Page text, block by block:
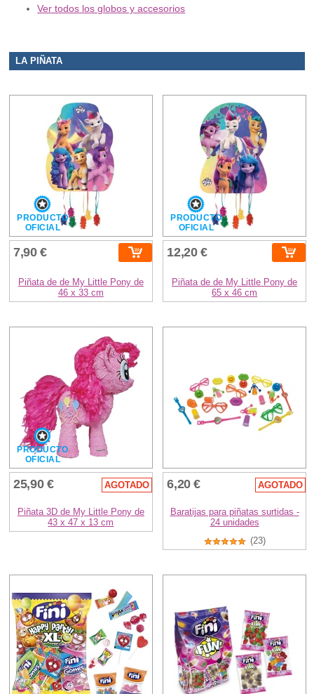
Ver todos los globos y accesorios
LA PIÑATA
PRODUCTO
OFICIAL
7,90 €
Piñata de de My Little Pony de
46 x 33 cm
PRODUCTO
OFICIAL
12,20 €
Piñata de de My Little Pony de
65 x 46 cm
PRODUCTO
OFICIAL
25,90 € AGOTADO
Piñata 3D de My Little Pony de
43 x 47 x 13 cm
6,20 € AGOTADO
Baratijas para piñatas surtidas -
24 unidades
(23)